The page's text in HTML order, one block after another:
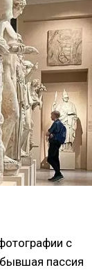
с
пассия